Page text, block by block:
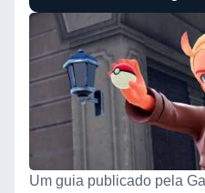
Um guia publicado pela